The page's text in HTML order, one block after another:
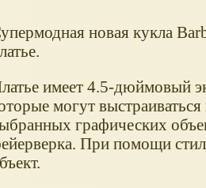
новая кукла
имеет 4.5-дюймовый
могут
графических
При помощи